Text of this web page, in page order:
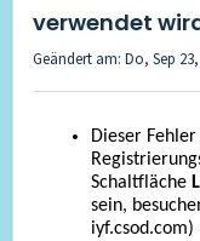
verwendet
Geändert am: Do, Sep 23,
Dieser
Schaltfläche
sein,
iyf.csod.com)